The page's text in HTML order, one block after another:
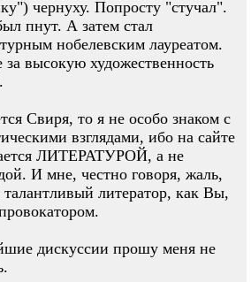
чернуху. Попросту "стучал".
пнут. А затем стал
нобелевским лауреатом.
за высокую художественность
Свиря, то я не особо знаком с
взглядами, ибо на сайте
ЛИТЕРАТУРОЙ, а не
И мне, честно говоря, жаль,
талантливый литератор, как Вы,
дискуссии прошу меня не